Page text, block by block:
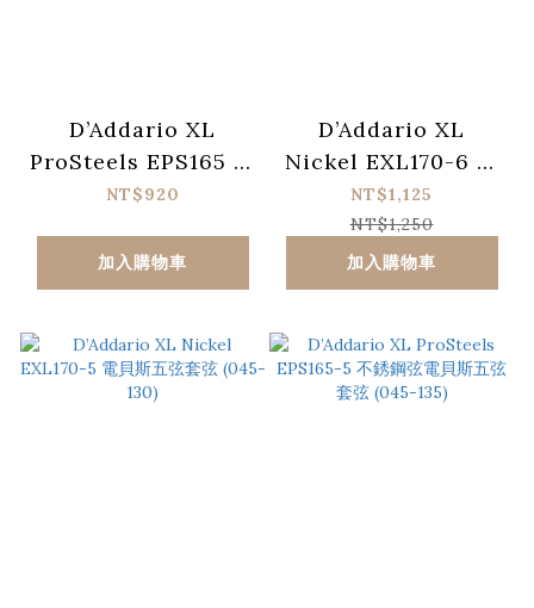
D’Addario XL
ProSteels EPS165 不
銹鋼弦電貝斯套弦
NT$920
加入購物車
D’Addario XL
Nickel EXL170-6 電
貝斯六弦套弦 (032-
130)
NT$1,125
NT$1,250
加入購物車